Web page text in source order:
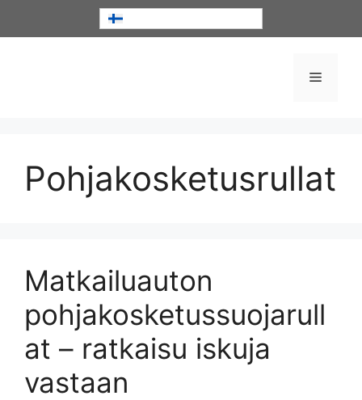
Valikko
Pohjakosketusrullat
Matkailuauton
pohjakosketussuojarull
at – ratkaisu iskuja
vastaan